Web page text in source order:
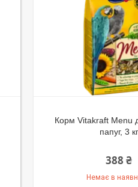
Корм Vitakraft Menu
папуг, 3 кг
388 ₴
Немає в